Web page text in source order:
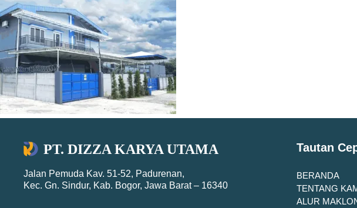
PT. DIZZA KARYA UTAMA
Jalan Pemuda Kav. 51-52, Padurenan,
Kec. Gn. Sindur, Kab. Bogor, Jawa Barat – 16340
Tautan
BERANDA
TENTANG
ALUR